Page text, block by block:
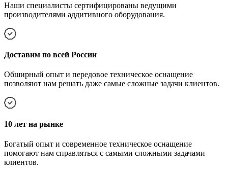
Наши специалисты сертифицированы ведущими
производителями аддитивного оборудования.
Доставим по всей России
Обширный опыт и передовое техническое оснащение
позволяют нам решать даже самые сложные задачи клиентов.
10 лет на рынке
Богатый опыт и современное техническое оснащение
помогают нам справляться с самыми сложными задачами
клиентов.